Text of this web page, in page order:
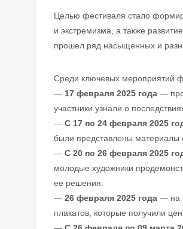
Целью фестиваля стало
и экстремизма, а также
прошел ряд насыщенных и
Среди ключевых мероприятий
— 17 февраля 2025 года —
участники узнали о
— С 17 по 24 февраля 2025
были представлены материалы
— С 20 по 26 февраля 2025
молодые художники
ее решения.
— 26 февраля 2025 года — на
плакатов, которые получили